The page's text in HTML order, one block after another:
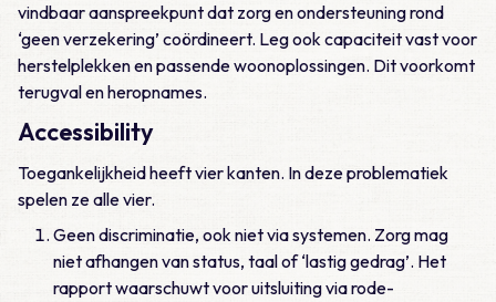
vindbaar aanspreekpunt dat zorg en ondersteuning rond
‘geen verzekering’ coördineert. Leg ook capaciteit vast voor
herstelplekken en passende woonoplossingen. Dit voorkomt
terugval en heropnames.
Accessibility
Toegankelijkheid heeft vier kanten. In deze problematiek
spelen ze alle vier.
Geen discriminatie, ook niet via systemen. Zorg mag
niet afhangen van status, taal of ‘lastig gedrag’. Het
rapport waarschuwt voor uitsluiting via rode-